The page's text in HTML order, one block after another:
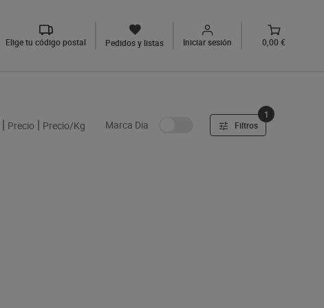
Elige tu código postal Pedidos y listas Iniciar sesión 0,00 €
Precio Precio/Kg Marca Dia Filtros
1